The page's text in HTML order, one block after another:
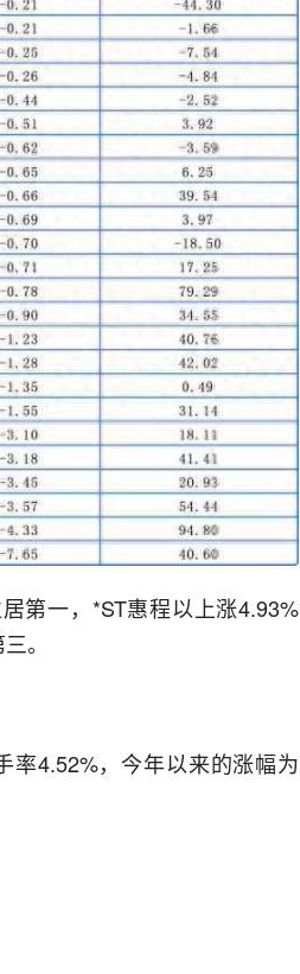
第一，*ST惠程以上涨4.93%
。
率4.52%，今年以来的涨幅为